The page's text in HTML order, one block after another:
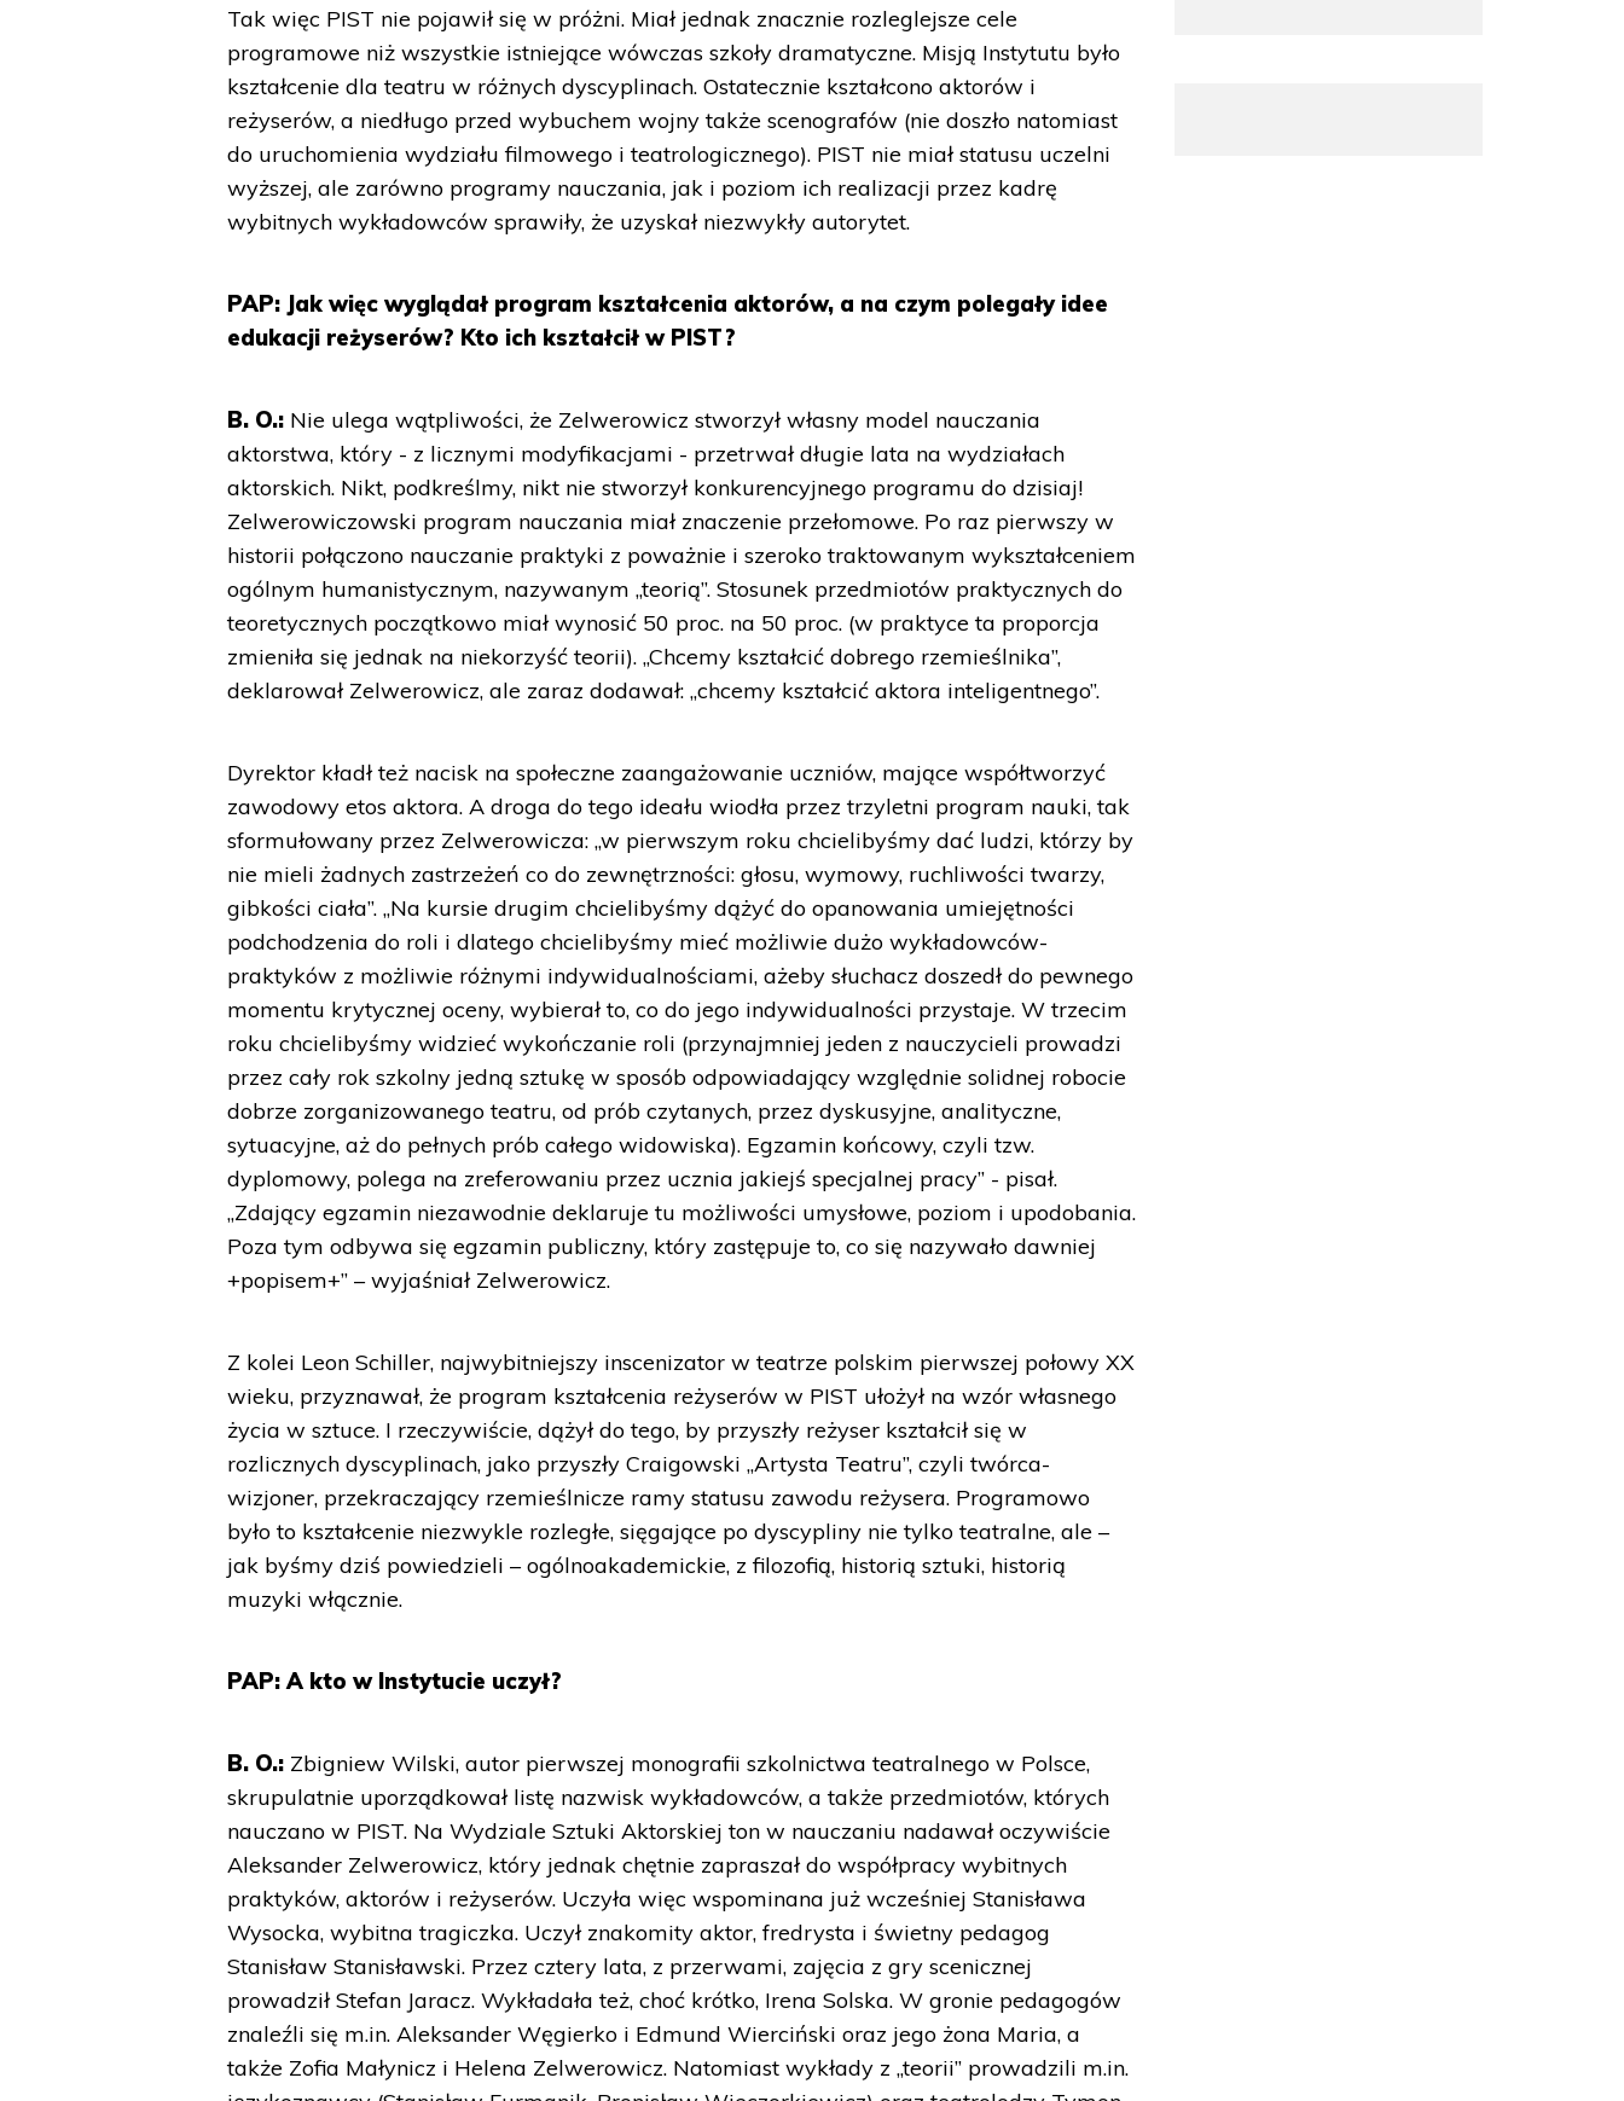
Tak więc PIST nie pojawił się w próżni. Miał jednak znacznie rozleglejsze cele
programowe niż wszystkie istniejące wówczas szkoły dramatyczne. Misją Instytutu było
kształcenie dla teatru w różnych dyscyplinach. Ostatecznie kształcono aktorów i
reżyserów, a niedługo przed wybuchem wojny także scenografów (nie doszło natomiast
do uruchomienia wydziału filmowego i teatrologicznego). PIST nie miał statusu uczelni
wyższej, ale zarówno programy nauczania, jak i poziom ich realizacji przez kadrę
wybitnych wykładowców sprawiły, że uzyskał niezwykły autorytet.
PAP: Jak więc wyglądał program kształcenia aktorów, a na czym polegały idee
edukacji reżyserów? Kto ich kształcił w PIST?
B. O.: Nie ulega wątpliwości, że Zelwerowicz stworzył własny model nauczania
aktorstwa, który - z licznymi modyfikacjami - przetrwał długie lata na wydziałach
aktorskich. Nikt, podkreślmy, nikt nie stworzył konkurencyjnego programu do dzisiaj!
Zelwerowiczowski program nauczania miał znaczenie przełomowe. Po raz pierwszy w
historii połączono nauczanie praktyki z poważnie i szeroko traktowanym wykształceniem
ogólnym humanistycznym, nazywanym „teorią”. Stosunek przedmiotów praktycznych do
teoretycznych początkowo miał wynosić 50 proc. na 50 proc. (w praktyce ta proporcja
zmieniła się jednak na niekorzyść teorii). „Chcemy kształcić dobrego rzemieślnika”,
deklarował Zelwerowicz, ale zaraz dodawał: „chcemy kształcić aktora inteligentnego”.
Dyrektor kładł też nacisk na społeczne zaangażowanie uczniów, mające współtworzyć
zawodowy etos aktora. A droga do tego ideału wiodła przez trzyletni program nauki, tak
sformułowany przez Zelwerowicza: „w pierwszym roku chcielibyśmy dać ludzi, którzy by
nie mieli żadnych zastrzeżeń co do zewnętrzności: głosu, wymowy, ruchliwości twarzy,
gibkości ciała”. „Na kursie drugim chcielibyśmy dążyć do opanowania umiejętności
podchodzenia do roli i dlatego chcielibyśmy mieć możliwie dużo wykładowców-
praktyków z możliwie różnymi indywidualnościami, ażeby słuchacz doszedł do pewnego
momentu krytycznej oceny, wybierał to, co do jego indywidualności przystaje. W trzecim
roku chcielibyśmy widzieć wykończanie roli (przynajmniej jeden z nauczycieli prowadzi
przez cały rok szkolny jedną sztukę w sposób odpowiadający względnie solidnej robocie
dobrze zorganizowanego teatru, od prób czytanych, przez dyskusyjne, analityczne,
sytuacyjne, aż do pełnych prób całego widowiska). Egzamin końcowy, czyli tzw.
dyplomowy, polega na zreferowaniu przez ucznia jakiejś specjalnej pracy” - pisał.
„Zdający egzamin niezawodnie deklaruje tu możliwości umysłowe, poziom i upodobania.
Poza tym odbywa się egzamin publiczny, który zastępuje to, co się nazywało dawniej
+popisem+” – wyjaśniał Zelwerowicz.
Z kolei Leon Schiller, najwybitniejszy inscenizator w teatrze polskim pierwszej połowy XX
wieku, przyznawał, że program kształcenia reżyserów w PIST ułożył na wzór własnego
życia w sztuce. I rzeczywiście, dążył do tego, by przyszły reżyser kształcił się w
rozlicznych dyscyplinach, jako przyszły Craigowski „Artysta Teatru”, czyli twórca-
wizjoner, przekraczający rzemieślnicze ramy statusu zawodu reżysera. Programowo
było to kształcenie niezwykle rozległe, sięgające po dyscypliny nie tylko teatralne, ale –
jak byśmy dziś powiedzieli – ogólnoakademickie, z filozofią, historią sztuki, historią
muzyki włącznie.
PAP: A kto w Instytucie uczył?
B. O.: Zbigniew Wilski, autor pierwszej monografii szkolnictwa teatralnego w Polsce,
skrupulatnie uporządkował listę nazwisk wykładowców, a także przedmiotów, których
nauczano w PIST. Na Wydziale Sztuki Aktorskiej ton w nauczaniu nadawał oczywiście
Aleksander Zelwerowicz, który jednak chętnie zapraszał do współpracy wybitnych
praktyków, aktorów i reżyserów. Uczyła więc wspominana już wcześniej Stanisława
Wysocka, wybitna tragiczka. Uczył znakomity aktor, fredrysta i świetny pedagog
Stanisław Stanisławski. Przez cztery lata, z przerwami, zajęcia z gry scenicznej
prowadził Stefan Jaracz. Wykładała też, choć krótko, Irena Solska. W gronie pedagogów
znaleźli się m.in. Aleksander Węgierko i Edmund Wierciński oraz jego żona Maria, a
także Zofia Małynicz i Helena Zelwerowicz. Natomiast wykłady z „teorii” prowadzili m.in.